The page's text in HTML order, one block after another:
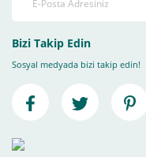
Bizi Takip Edin
Sosyal medyada bizi takip edin!